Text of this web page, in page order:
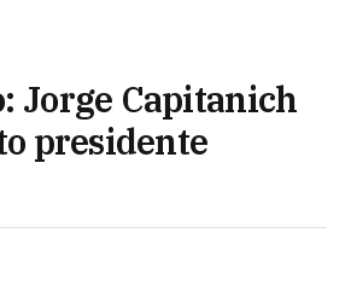
Jorge Capitanich
presidente